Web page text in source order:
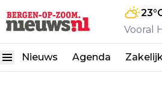
23
Vooral
Nieuws Agenda